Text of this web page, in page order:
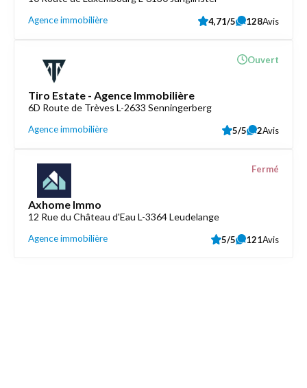
Agence immobilière 4,71/5 128Avis
Tiro Estate - Agence Immobilière
6D Route de Trèves L-2633 Senningerberg
Agence immobilière
Ouvert
5/5 2Avis
Axhome Immo
12 Rue du Château d'Eau L-3364 Leudelange
Agence immobilière
Fermé
5/5 121Avis